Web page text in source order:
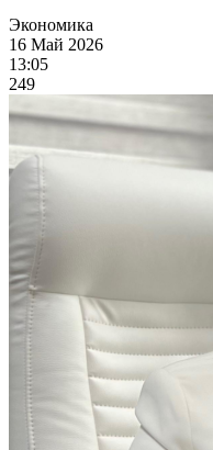
Экономика
16 Май 2026
13:05
249